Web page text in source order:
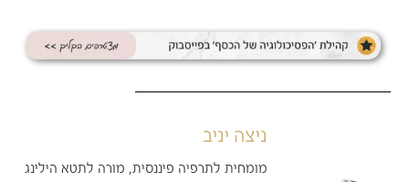
ניצה יניב
מומחית לתרפיה פיננסית, מורה לתטא הילינג